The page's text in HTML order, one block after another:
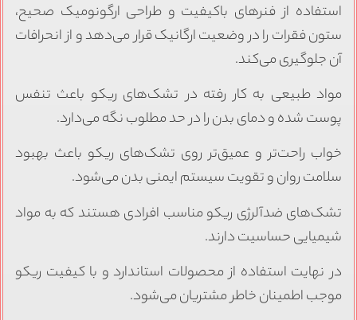
از فنرهای باکیفیت و طراحی ارگونومیک صحیح،
فقرات را در وضعیت ارگانیک قرار می‌دهد و از انحرافات
جلوگیری می‌کند.
طبیعی به کار رفته در تشک‌های ریکو باعث تنفس
شده و دمای بدن را در حد مطلوب نگه می‌دارد.
راحت‌تر و عمیق‌تر روی تشک‌های ریکو باعث بهبود
روان و تقویت سیستم ایمنی بدن می‌شود.
ضدآلرژی ریکو مناسب افرادی هستند که به مواد
حساسیت دارند.
نهایت استفاده از محصولات استاندارد و با کیفیت ریکو
اطمینان خاطر مشتریان می‌شود.